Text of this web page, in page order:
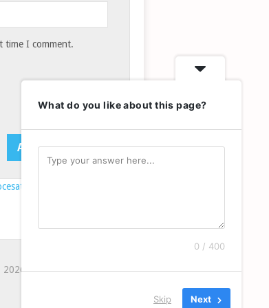
time I comment.
datele comentariilor
2026LA DRAGU`.
What do you like about this page?
0 / 400
Skip Next